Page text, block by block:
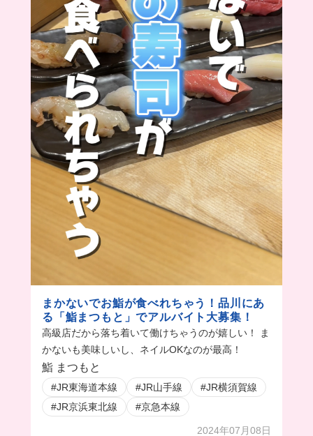
まかないでお鮨が食べれちゃう！品川にあ
る「鮨まつもと」でアルバイト大募集！
高級店だから落ち着いて働けちゃうのが嬉しい！ ま
かないも美味しいし、ネイルOKなのが最高！
鮨 まつもと
#JR東海道本線 #JR山手線
#JR横須賀線
#JR京浜東北線
#京急本線
2024年07月08日